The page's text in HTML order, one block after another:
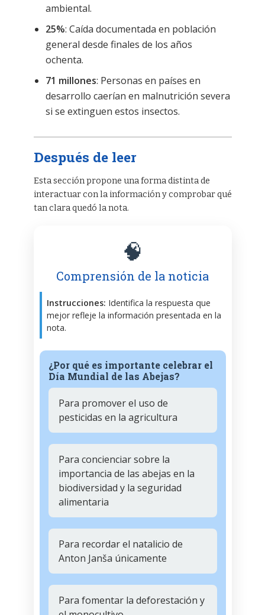
ambiental.
25%: Caída documentada en población
general desde finales de los años
ochenta.
71 millones: Personas en países en
desarrollo caerían en malnutrición severa
si se extinguen estos insectos.
Después de leer
Esta sección propone una forma distinta de
interactuar con la información y comprobar qué
tan clara quedó la nota.
🧠
Comprensión de la noticia
Instrucciones: Identifica la respuesta que
mejor refleje la información presentada en la
nota.
¿Por qué es importante celebrar el
Día Mundial de las Abejas?
Para promover el uso de
pesticidas en la agricultura
Para concienciar sobre la
importancia de las abejas en la
biodiversidad y la seguridad
alimentaria
Para recordar el natalicio de
Anton Janša únicamente
Para fomentar la deforestación y